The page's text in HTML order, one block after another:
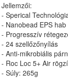
Jellemzői:
- Sperical
- Nanobead EPS hab
- Progresszív
- 24 szellőzőnyílás
- Anti-mikrobiális
- Roc Loc 5+ Air
- Súly: 265g